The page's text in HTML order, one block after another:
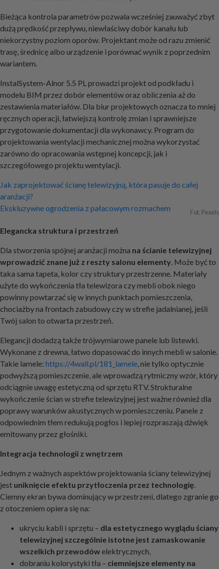
Bieżąca kontrola parametrów pozwala wcześniej zauważyć zbyt
dużą prędkość przepływu, niewłaściwy dobór kanału lub
niekorzystny poziom oporów. Projektant może od razu zmienić
trasę, średnicę albo urządzenie i porównać wynik z poprzednim
wariantem.
InstalSystem-Alnor 5.5 PL prowadzi projekt od podkładu i
modelu BIM przez dobór elementów oraz obliczenia aż do
zestawienia materiałów. Dla biur projektowych oznacza to mniej
ręcznych operacji, łatwiejszą kontrolę zmian i sprawniejsze
przygotowanie dokumentacji dla wykonawcy. Program do
projektowania wentylacji mechanicznej można wykorzystać
zarówno do opracowania wstępnej koncepcji, jak i
szczegółowego projektu wentylacji.
Nawigacja
wpisu
Jak zaprojektować ścianę telewizyjną, która pasuje do całej
aranżacji?
Ekskluzywne ogrodzenia z pałacowym rozmachem
Fot. Pexels
Elegancka struktura i przestrzeń
Dla stworzenia spójnej aranżacji można na ścianie telewizyjnej
wprowadzić znane już z reszty salonu elementy. Może być to
taka sama tapeta, kolor czy struktury przestrzenne. Materiały
użyte do wykończenia tła telewizora czy mebli obok niego
powinny powtarzać się w innych punktach pomieszczenia,
chociażby na frontach zabudowy czy w strefie jadalnianej, jeśli
Twój salon to otwarta przestrzeń.
Elegancji dodadzą także trójwymiarowe panele lub listewki.
Wykonane z drewna, łatwo dopasować do innych mebli w salonie.
Takie lamele: https://4wall.pl/181_lamele, nie tylko optycznie
podwyższą pomieszczenie, ale wprowadzą rytmiczny wzór, który
odciągnie uwagę estetyczną od sprzętu RTV. Strukturalne
wykończenie ścian w strefie telewizyjnej jest ważne również dla
poprawy warunków akustycznych w pomieszczeniu. Panele z
odpowiednim tłem redukują pogłos i lepiej rozpraszają dźwięk
emitowany przez głośniki.
Integracja technologii z wnętrzem
Jednym z ważnych aspektów projektowania ściany telewizyjnej
jest uniknięcie efektu przytłoczenia przez technologię.
Ciemny ekran bywa dominujący w przestrzeni, dlatego zgranie go
z otoczeniem opiera się na:
ukryciu kabli i sprzętu – dla estetycznego wyglądu ściany
telewizyjnej szczególnie istotne jest zamaskowanie
wszelkich przewodówelektrycznych,
dobraniu kolorystyki tła – ciemniejsze elementy na